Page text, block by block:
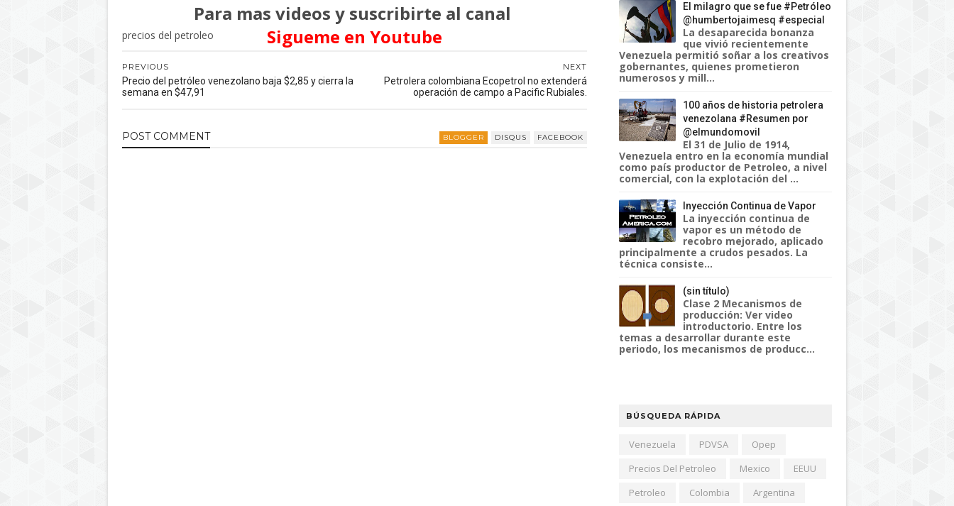
Para mas videos y suscribirte al canal
Sigueme en Youtube
precios del petroleo
NEXT
Petrolera colombiana Ecopetrol no extenderá
operación de campo a Pacific Rubiales.
PREVIOUS
Precio del petróleo venezolano baja $2,85 y cierra la
semana en $47,91
POST COMMENT BLOGGER DISQUS FACEBOOK
El milagro que se fue #Petróleo
@humbertojaimesq #especial
La desaparecida bonanza
que vivió recientemente
Venezuela permitió soñar a los creativos
gobernantes, quienes prometieron
numerosos y mill...
100 años de historia petrolera
venezolana #Resumen por
@elmundomovil
El 31 de Julio de 1914,
Venezuela entro en la economía mundial
como país productor de Petroleo, a nivel
comercial, con la explotación del ...
Inyección Continua de Vapor
La inyección continua de
vapor es un método de
recobro mejorado, aplicado
principalmente a crudos pesados. La
técnica consiste...
(sin título)
Clase 2 Mecanismos de
producción: Ver video
introductorio. Entre los
temas a desarrollar durante este
periodo, los mecanismos de producc...
BÚSQUEDA RÁPIDA
Venezuela PDVSA
Opep
Precios Del Petroleo
Mexico
EEUU
Petroleo
Colombia
Argentina